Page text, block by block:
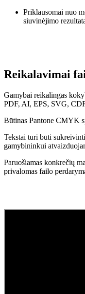
Priklausomai nuo
siuvinėjimo
Reikalavimai
Gamybai reikalingas
PDF, AI, EPS, SVG,
Būtinas Pantone CMYK
Tekstai turi būti
gamybininkui
Paruošiamas konkrečių
privalomas failo